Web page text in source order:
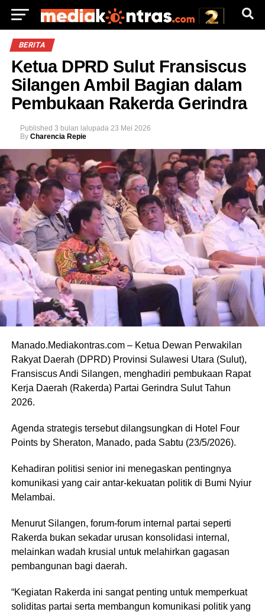
BERITA
Ketua DPRD Sulut Fransiscus
Silangen Ambil Bagian dalam
Pembukaan Rakerda Gerindra
Published 3 bulan lalupada 23 Mei 2026
By Charencia Repie
Manado.Mediakontras.com – Ketua Dewan Perwakilan
Rakyat Daerah (DPRD) Provinsi Sulawesi Utara (Sulut),
Fransiscus Andi Silangen, menghadiri pembukaan Rapat
Kerja Daerah (Rakerda) Partai Gerindra Sulut Tahun
2026.
Agenda strategis tersebut dilangsungkan di Hotel Four
Points by Sheraton, Manado, pada Sabtu (23/5/2026).
​Kehadiran politisi senior ini menegaskan pentingnya
komunikasi yang cair antar-kekuatan politik di Bumi Nyiur
Melambai.
Menurut Silangen, forum-forum internal partai seperti
Rakerda bukan sekadar urusan konsolidasi internal,
melainkan wadah krusial untuk melahirkan gagasan
pembangunan bagi daerah.
​“Kegiatan Rakerda ini sangat penting untuk memperkuat
soliditas partai serta membangun komunikasi politik yang